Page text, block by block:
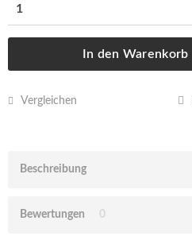
In den Warenkorb
Vergleichen
Beschreibung
Bewertungen 0